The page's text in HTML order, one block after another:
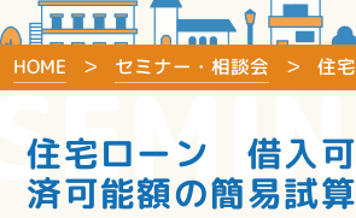
HOME セミナー・相談会 住
住宅ローン 借入
済可能額の簡易試